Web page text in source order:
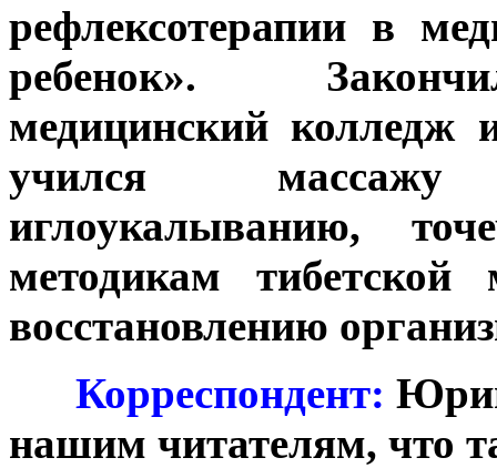
рефлексотерапии в
ребенок».
медицинский колледж
учился массажу
иглоукалыванию,
методикам
восстановлению
Корреспондент:
нашим читателям, что